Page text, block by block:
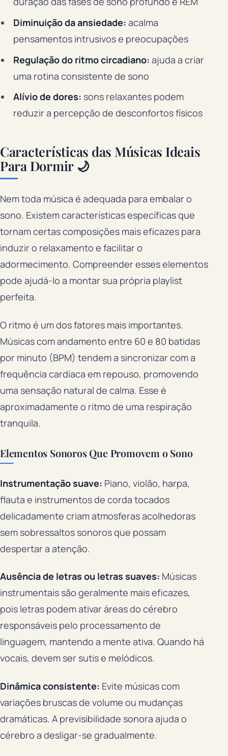
Diminuição da ansiedade: acalma
pensamentos intrusivos e preocupações
Regulação do ritmo circadiano: ajuda a criar
uma rotina consistente de sono
Alívio de dores: sons relaxantes podem
reduzir a percepção de desconfortos físicos
Características das Músicas Ideais
Para Dormir 🌙
Nem toda música é adequada para embalar o
sono. Existem características específicas que
tornam certas composições mais eficazes para
induzir o relaxamento e facilitar o
adormecimento. Compreender esses elementos
pode ajudá-lo a montar sua própria playlist
perfeita.
O ritmo é um dos fatores mais importantes.
Músicas com andamento entre 60 e 80 batidas
por minuto (BPM) tendem a sincronizar com a
frequência cardíaca em repouso, promovendo
uma sensação natural de calma. Esse é
aproximadamente o ritmo de uma respiração
tranquila.
Elementos Sonoros Que Promovem o Sono
Instrumentação suave: Piano, violão, harpa,
flauta e instrumentos de corda tocados
delicadamente criam atmosferas acolhedoras
sem sobressaltos sonoros que possam
despertar a atenção.
Ausência de letras ou letras suaves: Músicas
instrumentais são geralmente mais eficazes,
pois letras podem ativar áreas do cérebro
responsáveis pelo processamento de
linguagem, mantendo a mente ativa. Quando há
vocais, devem ser sutis e melódicos.
Dinâmica consistente: Evite músicas com
variações bruscas de volume ou mudanças
dramáticas. A previsibilidade sonora ajuda o
cérebro a desligar-se gradualmente.